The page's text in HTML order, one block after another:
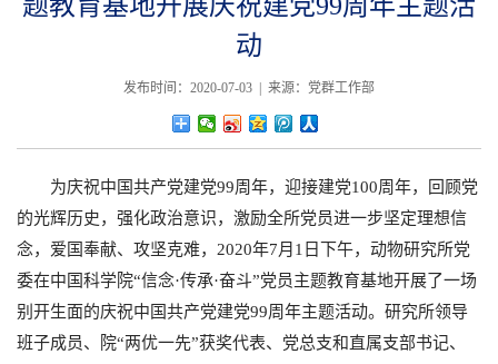
动
发布时间：2020-07-03 | 来源：党群工作部
为庆祝中国共产党建党99周年，迎接建党100周年，回顾党
的光辉历史，强化政治意识，激励全所党员进一步坚定理想信
念，爱国奉献、攻坚克难，2020年7月1日下午，动物研究所党
委在中国科学院“信念·传承·奋斗”党员主题教育基地开展了一场
别开生面的庆祝中国共产党建党99周年主题活动。研究所领导
班子成员、院“两优一先”获奖代表、党总支和直属支部书记、